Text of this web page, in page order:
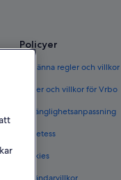
Hotell i Victor
Policyer
Allmänna regler och
Regler och villkor för Vrbo
Tillgänglighetsanpassning
Sekretess
Cookies